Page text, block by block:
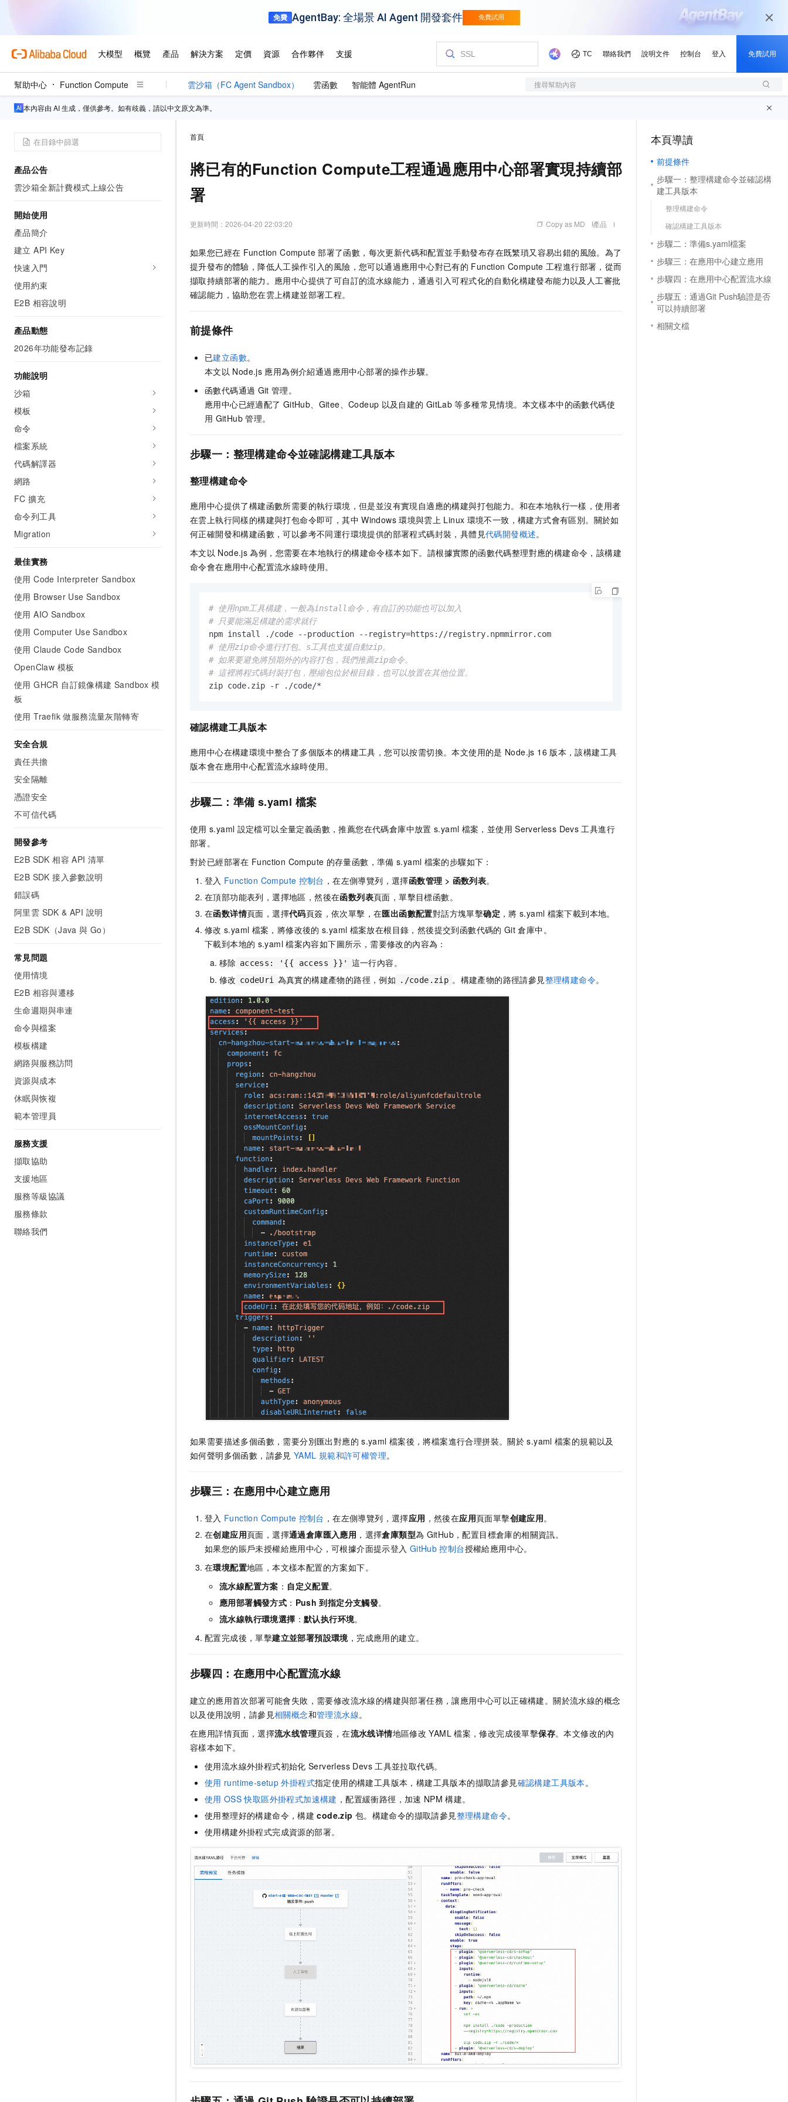
幫助中心 Function Compute 雲沙箱（FC Agent Sandbox） 雲函數 智能體 AgentRun 搜尋幫助內容
本內容由 AI 生成，僅供參考。如有歧義，請以中文原文為準。
產品公告
雲沙箱全新計費模式上線公告
開始使用
產品簡介
建立 API Key
快速入門
使用約束
E2B 相容說明
產品動態
2026年功能發布記錄
功能說明
沙箱
模板
命令
檔案系統
代碼解譯器
網路
FC 擴充
命令列工具
Migration
最佳實務
使用 Code Interpreter Sandbox
使用 Browser Use Sandbox
使用 AIO Sandbox
使用 Computer Use Sandbox
使用 Claude Code Sandbox
OpenClaw 模板
使用 GHCR 自訂鏡像構建 Sandbox 模
板
使用 Traefik 做服務流量灰階轉寄
安全合規
責任共擔
安全隔離
憑證安全
不可信代碼
開發參考
E2B SDK 相容 API 清單
E2B SDK 接入參數說明
錯誤碼
阿里雲 SDK & API 說明
E2B SDK（Java 與 Go）
常見問題
使用情境
E2B 相容與遷移
生命週期與串連
命令與檔案
模板構建
網路與服務訪問
資源與成本
休眠與恢複
範本管理員
服務支援
擷取協助
支援地區
服務等級協議
服務條款
聯絡我們
首頁
將已有的Function Compute工程通過應用中心部署實現持續部
署
更新時間： 2026-04-20 22:03:20 Copy as MD 產品
如果您已經在 Function Compute 部署了函數，每次更新代碼和配置並手動發布存在既繁瑣又容易出錯的風險。為了
提升發布的體驗，降低人工操作引入的風險，您可以通過應用中心對已有的 Function Compute 工程進行部署，從而
擷取持續部署的能力。應用中心提供了可自訂的流水線能力，通過引入可程式化的自動化構建發布能力以及人工審批
確認能力，協助您在雲上構建並部署工程。
前提條件
已建立函數。
本文以 Node.js 應用為例介紹通過應用中心部署的操作步驟。
函數代碼通過 Git 管理。
應用中心已經適配了 GitHub、Gitee、Codeup 以及自建的 GitLab 等多種常見情境。本文樣本中的函數代碼使
用 GitHub 管理。
步驟一：整理構建命令並確認構建工具版本
整理構建命令
應用中心提供了構建函數所需要的執行環境，但是並沒有實現自適應的構建與打包能力。和在本地執行一樣，使用者
在雲上執行同樣的構建與打包命令即可，其中 Windows 環境與雲上 Linux 環境不一致，構建方式會有區別。關於如
何正確開發和構建函數，可以參考不同運行環境提供的部署程式碼封裝，具體見代碼開發概述。
本文以 Node.js 為例，您需要在本地執行的構建命令樣本如下。請根據實際的函數代碼整理對應的構建命令，該構建
命令會在應用中心配置流水線時使用。
# 使用npm工具構建，一般為install命令，有自訂的功能也可以加入
# 只要能滿足構建的需求就行
# 使用zip命令進行打包。s工具也支援自動zip。
# 如果要避免將預期外的內容打包，我們推薦zip命令。
# 這裡將程式碼封裝打包，壓縮包位於根目錄，也可以放置在其他位置。
zip code.zip -r ./code/*
確認構建工具版本
應用中心在構建環境中整合了多個版本的構建工具，您可以按需切換。本文使用的是 Node.js 16 版本，該構建工具
版本會在應用中心配置流水線時使用。
步驟二：準備 s.yaml 檔案
使用 s.yaml 設定檔可以全量定義函數，推薦您在代碼倉庫中放置 s.yaml 檔案，並使用 Serverless Devs 工具進行
部署。
對於已經部署在 Function Compute 的存量函數，準備 s.yaml 檔案的步驟如下：
登入 Function Compute 控制台 ，在左側導覽列，選擇函数管理 > 函数列表。
在頂部功能表列，選擇地區，然後在函数列表頁面，單擊目標函數。
在函数详情頁面，選擇代码頁簽，依次單擊 ，在匯出函數配置對話方塊單擊确定 ，將 s.yaml 檔案下載到本地。
修改 s.yaml 檔案，將修改後的 s.yaml 檔案放在根目錄，然後提交到函數代碼的 Git 倉庫中。
下載到本地的 s.yaml 檔案內容如下圖所示，需要修改的內容為：
移除 access: '{{ access }}'
這一行內容。
修改 codeUri 為真實的構建產物的路徑，例如 ./code.zip 。構建產物的路徑請參見整理構建命令。
如果需要描述多個函數，需要分別匯出對應的 s.yaml 檔案後，將檔案進行合理拼裝。關於 s.yaml 檔案的規範以及
如何聲明多個函數，請參見 YAML 規範和許可權管理。
步驟三：在應用中心建立應用
登入 Function Compute 控制台 ，在左側導覽列，選擇应用 ，然後在应用頁面單擊创建应用。
在创建应用頁面，選擇通過倉庫匯入應用 ，選擇倉庫類型為 GitHub，配置目標倉庫的相關資訊。
如果您的賬戶未授權給應用中心，可根據介面提示登入 GitHub 控制台授權給應用中心。
在環境配置地區，本文樣本配置的方案如下。
流水線配置方案 ： 自定义配置。
應用部署觸發方式 ： Push 到指定分支觸發。
流水線執行環境選擇 ：默认执行环境。
配置完成後，單擊建立並部署預設環境，完成應用的建立。
步驟四：在應用中心配置流水線
建立的應用首次部署可能會失敗，需要修改流水線的構建與部署任務，讓應用中心可以正確構建。關於流水線的概念
以及使用說明，請參見相關概念和管理流水線。
在應用詳情頁面，選擇流水线管理頁簽，在流水线详情地區修改 YAML 檔案，修改完成後單擊保存。本文修改的內
容樣本如下。
使用流水線外掛程式初始化 Serverless Devs 工具並拉取代碼。
使用 runtime-setup 外掛程式指定使用的構建工具版本，構建工具版本的擷取請參見確認構建工具版本。
使用 OSS 快取區外掛程式加速構建 ，配置緩衝路徑，加速 NPM 構建。
使用整理好的構建命令，構建 code.zip 包。構建命令的擷取請參見整理構建命令。
使用構建外掛程式完成資源的部署。
本頁導讀
前提條件
步驟一：整理構建命令並確認構
建工具版本
整理構建命令
確認構建工具版本
步驟二：準備s.yaml檔案
步驟三：在應用中心建立應用
步驟四：在應用中心配置流水線
步驟五：通過Git Push驗證是否
可以持續部署
相關文檔